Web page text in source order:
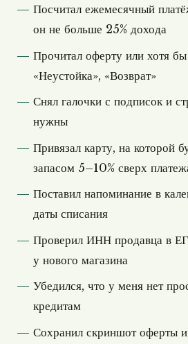
Посчитал ежемесячный
он не больше 25% дохода
Прочитал оферту или хотя
«Неустойка», «Возврат»
Снял галочки с подписок и
нужны
Привязал карту, на которой
запасом 5–10% сверх
Поставил напоминание в
даты списания
Проверил ИНН продавца в
у нового магазина
Убедился, что у меня нет
кредитам
Сохранил скриншот оферты